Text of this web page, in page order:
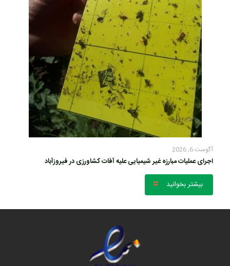
آگوست 6, 2026
اجرای عملیات مبارزه غیر شیمیایی علیه آفات کشاورزی در فیروزآباد
بیشتر بخوانید